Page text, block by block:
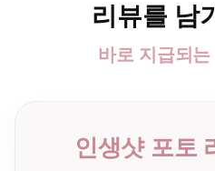
리뷰를 남
바로 지급되
인생샷 포토